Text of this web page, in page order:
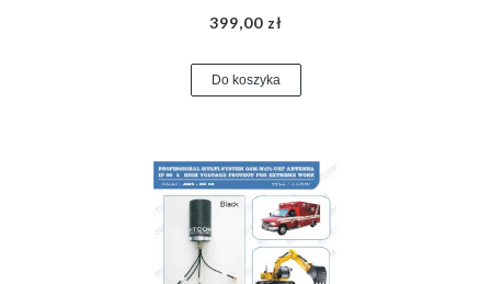
399,00 zł
Do koszyka